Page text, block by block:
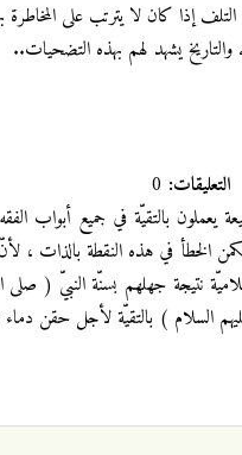
إذا كان لا يترتب على المخاطرة
يشهد لهم بهذه التضحيات..
التعليقات:
يعملون بالتقيّة في جميع أبواب
في هذه النقطة بالذات ، لأنّ
نتيجة جهلهم بسنّة النبيّ ( صلى
السلام ) بالتقيّة لأجل حقن